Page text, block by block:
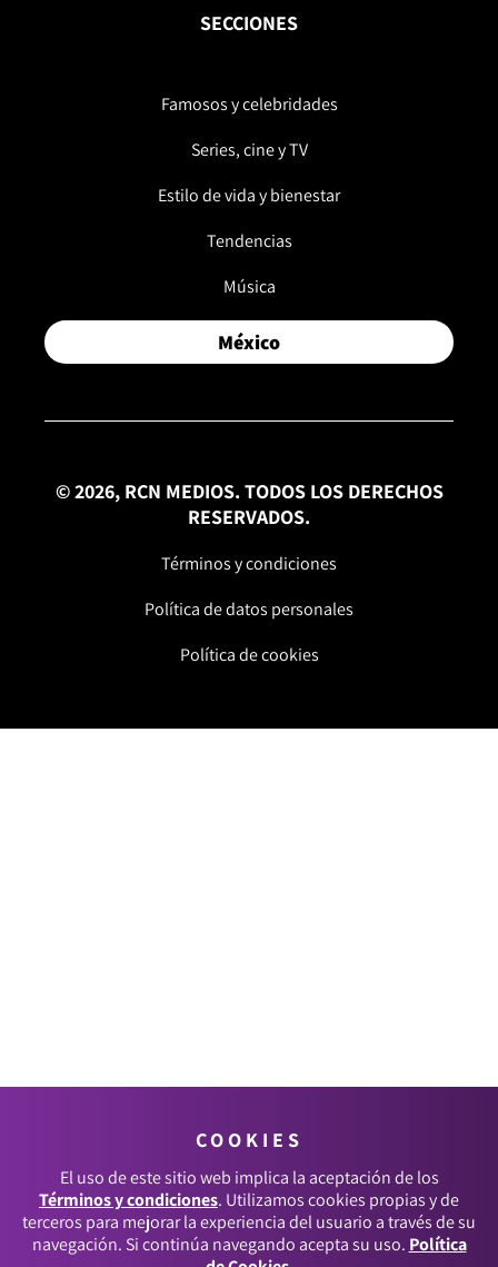
SECCIONES
Famosos y celebridades
Series, cine y TV
Estilo de vida y bienestar
Tendencias
Música
México
© 2026, RCN MEDIOS. TODOS LOS DERECHOS
RESERVADOS.
Términos y condiciones
Política de datos personales
Política de cookies
COOKIES
El uso de este sitio web implica la aceptación de los
Términos y condiciones. Utilizamos cookies propias y de
terceros para mejorar la experiencia del usuario a través de su
navegación. Si continúa navegando acepta su uso. Política